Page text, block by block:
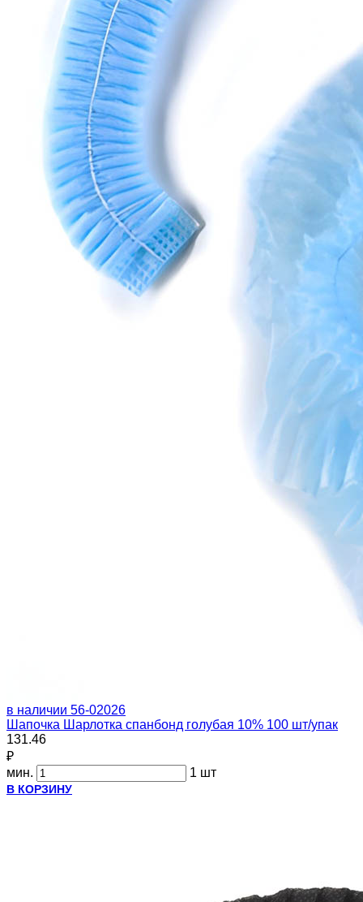
в наличии 56-02026
Шапочка Шарлотка спанбонд голубая 10% 100 шт/упак
131.46
₽
мин.
1 шт
В КОРЗИНУ